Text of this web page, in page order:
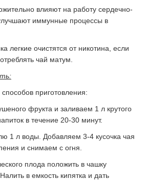
влияют на работу сердечно-
иммунные процессы в
легкие очистятся от никотина, если
чай матум.
приготовления:
фрукта и заливаем 1 л крутого
в течение 20-30 минут.
1 л воды. Добавляем 3-4 кусочка чая
и снимаем с огня.
плода положить в чашку
в емкость кипятка и дать